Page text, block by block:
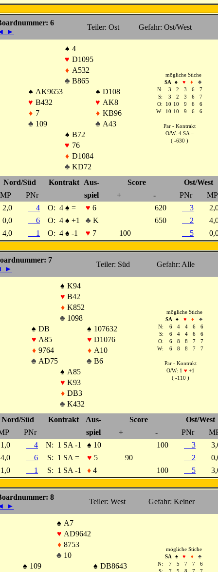
6
►
Teiler: Ost Gefahr: Ost/West
♠ 4
♥ D1095
♦ A532
♣ B865
♠ AK9653 ♠ D108
♥ B432 ♥ AK8
♦ 7 ♦ KB96
♣ 109 ♣ A43
♠ B72
♥ 76
♦ D1084
♣ KD72
mögliche Stiche
SA
♠ ♥ ♦
♣
N:
3 2 3 6
7
S:
3 2 3 6
7
O:
10 10 9 6
6
W:
10 10 9 6 6
Par - Kontrakt
O/W: 4 SA =
( -630 )
Nord/Süd Kontrakt Aus- Score
Ost/West
MP
PNr spiel + - PNr
MP
2,0
4 O: 4 ♠ = ♥ 6 620 3
0,0
6 O: 4 ♠ +1 ♣ K 650 2
4,0
1 O: 4 ♠ -1 ♥ 7 100 5
7
►
Teiler: Süd Gefahr: Alle
♠ K94
♥ B42
♦ K852
♣ 1098
♠ DB ♠ 107632
♥ A85 ♥ D1076
♦ 9764 ♦ A10
♣ AD75 ♣ B6
♠ A85
♥ K93
♦ DB3
♣ K432
mögliche Stiche
SA
♠ ♥ ♦
♣
N:
6 4 4 6
6
S:
6 4 4 6
6
O:
6 8 8 7
7
W:
6 8 8 7 7
Par - Kontrakt
O/W: 1 ♥ +1
( -110 )
Nord/Süd Kontrakt Aus- Score
Ost/West
PNr spiel + - PNr
1,0
4 N: 1 SA -1 ♠ 10 100 3
4,0
6 S: 1 SA = ♥ 5 90 2
1,0
1 S: 1 SA -1 ♦ 4 100 5
8
►
Teiler: West Gefahr: Keiner
♠ A7
♥ AD9642
♦ 8753
♣ 10
♠ 109 ♠ DB8643
mögliche Stiche
SA
♠ ♥ ♦
♣
N:
7 5 7 7
6